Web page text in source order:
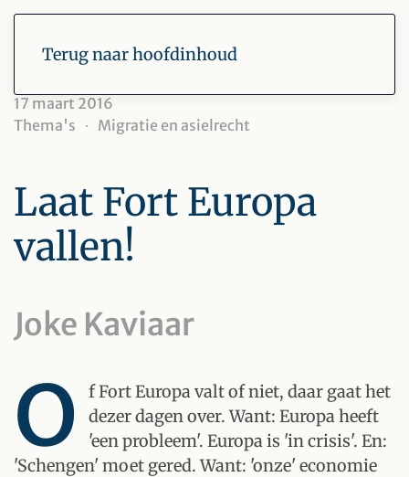
Terug naar hoofdinhoud
17 maart 2016
Thema's
Migratie en asielrecht
Laat Fort Europa
vallen!
Joke Kaviaar
O
f Fort Europa valt of niet, daar gaat het
dezer dagen over. Want: Europa heeft
'een probleem'. Europa is 'in crisis'. En:
'Schengen' moet gered. Want: 'onze' economie